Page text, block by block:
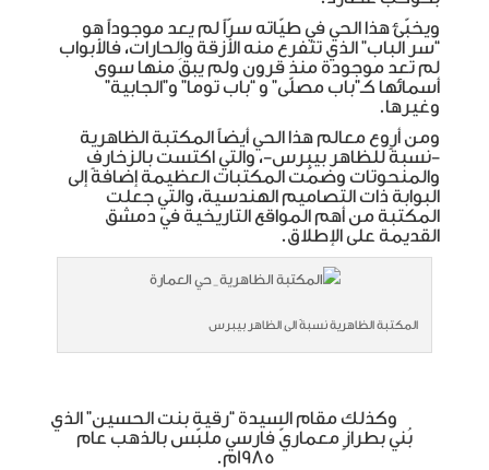
ويخبّئ هذا الحي في طيّاته سرّاً لم يعد موجوداً هو
“سر الباب” الذي تتفرع منه الأزقة والحارات، فالأبواب
لم تعد موجودة منذ قرون ولم يبقَ منها سوى
أسمائها كـ”باب مصلّى” و “باب توما” و”الجابية”
وغيرها.
ومن أروع معالم هذا الحي أيضاً المكتبة الظاهرية
-نسبةً للظاهر بيبرس-، والتي اكتست بالزخارف
والمنحوتات وضمّت المكتبات العظيمة إضافةً إلى
البوابة ذات التصاميم الهندسية، والتي جعلت
المكتبة من أهم المواقع التاريخية في دمشق
القديمة على الإطلاق.
المكتبة الظاهرية نسبةً الى الظاهر بيبرس
وكذلك مقام السيدة “رقية بنت الحسين” الذي
بُني بطرازٍ معماريّ فارسي ملبّس بالذهب عام
1985م.